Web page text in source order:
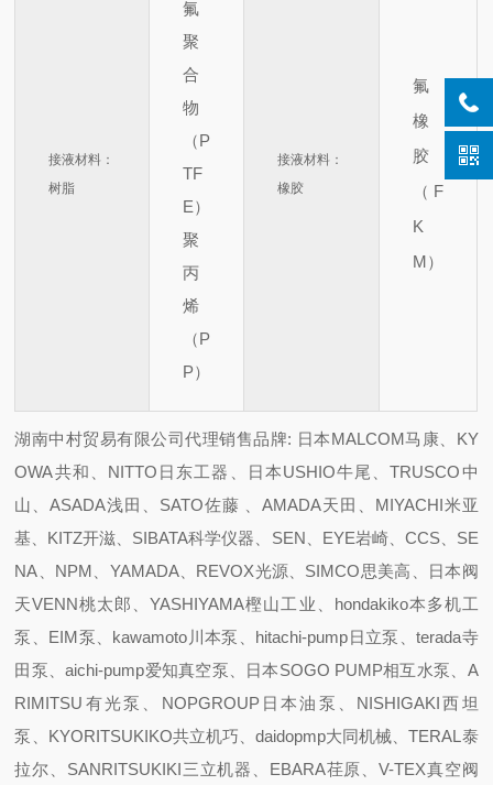
接液材料：
树脂
氟
聚
合
物
（P
TF
E）
聚
丙
烯
（P
P）
接液材料：
橡胶
氟
橡
胶
（F
K
M）
湖南中村贸易有限公司代理销售品牌: 日本MALCOM马康、KY
OWA共和、NITTO日东工器、日本USHIO牛尾、TRUSCO中
山、ASADA浅田、SATO佐藤 、AMADA天田、MIYACHI米亚
基、KITZ开滋、SIBATA科学仪器、SEN、EYE岩崎、CCS、SE
NA、NPM、YAMADA、REVOX光源、SIMCO思美高、日本阀
天VENN桃太郎、YASHIYAMA樫山工业、hondakiko本多机工
泵、EIM泵、kawamoto川本泵、hitachi-pump日立泵、terada寺
田泵、aichi-pump爱知真空泵、日本SOGO PUMP相互水泵、A
RIMITSU有光泵、NOPGROUP日本油泵、NISHIGAKI西坦
泵、KYORITSUKIKO共立机巧、daidopmp大同机械、TERAL泰
拉尔、SANRITSUKIKI三立机器、EBARA荏原、V-TEX真空阀